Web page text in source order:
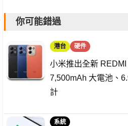
你可能錯過
港台 硬件
小米推出全新
7,500mAh 大電池、
計
系統